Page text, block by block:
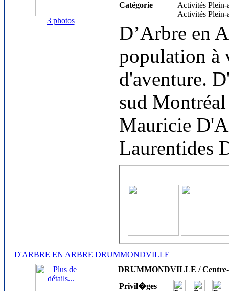
3 photos
Catégorie
Activités
Activités
D’Arbre en
population à
d'aventure.
sud
Mauricie
Laurentides
D'ARBRE EN ARBRE DRUMMONDVILLE
DRUMMONDVILLE / Centre-
Privil�ges